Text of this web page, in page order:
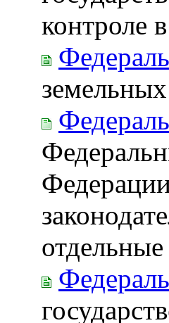
контроле